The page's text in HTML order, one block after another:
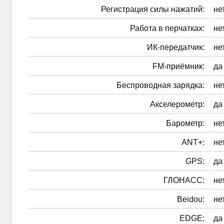
Регистрация силы нажатий:
Работа в перчатках:
ИК-передатчик:
FM-приёмник: да
Беспроводная зарядка:
Акселерометр: да
Барометр:
ANT+:
GPS: да
ГЛОНАСС:
Beidou:
EDGE: да